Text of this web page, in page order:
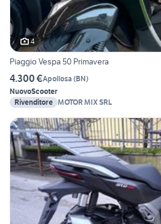
4
Piaggio Vespa 50 Primavera
4.300 €Apollosa (BN)
NuovoScooter
Rivenditore
MOTOR MIX SRL